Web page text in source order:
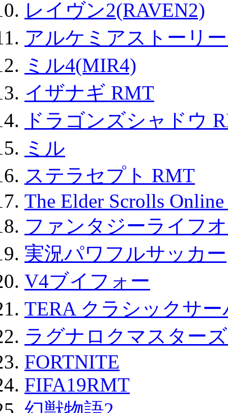
レイヴン2(RAVEN2)
アルケミアストーリ
ミル4(MIR4)
イザナギ RMT
ドラゴンズシャドウ
ミル
ステラセプト RMT
The Elder Scrolls
ファンタジーライフ
実況パワフルサッカー
V4ブイフォー
TERA クラシックサ
ラグナロクマスター
FORTNITE
FIFA19RMT